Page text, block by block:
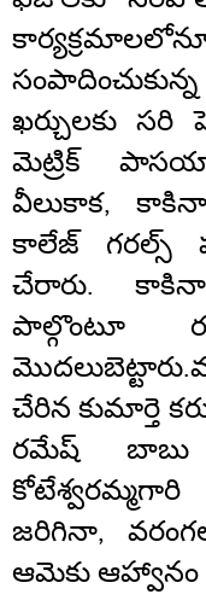
ఖర్చులకు సరి
మెట్రిక్
వీలుకాక,
కాలేజ్ గరల్స్
చేరారు.
పాల్గొంటూ
మొదలుబెట్టారు.
చేరిన కుమార్తె
రమేష్ బాబు
జరిగినా,
ఆమెకు ఆహ్వానం